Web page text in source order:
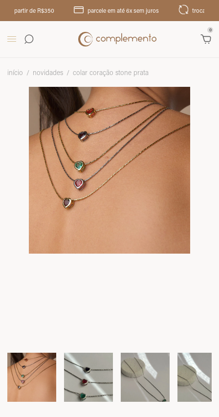
de R$350 parcele em até 6x sem juros troca até 30 dias
0
início / novidades / colar coração stone prata